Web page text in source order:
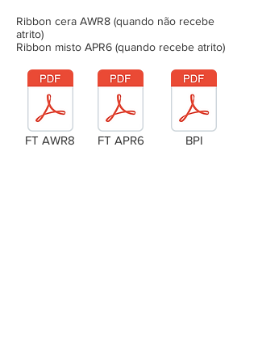
Ribbon cera AWR8 (quando não recebe
atrito)
Ribbon misto APR6 (quando recebe atrito)
FT AWR8 FT APR6 BPI